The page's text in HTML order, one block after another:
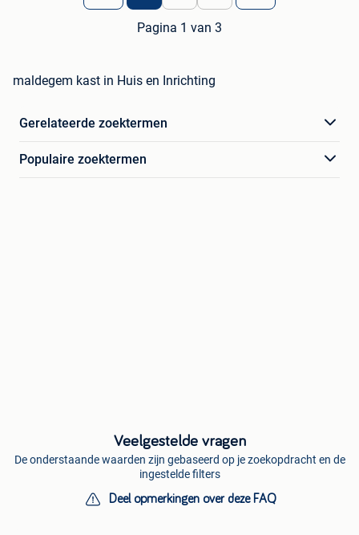
Pagina 1 van 3
maldegem kast in Huis en Inrichting
Gerelateerde zoektermen
Populaire zoektermen
Veelgestelde vragen
De onderstaande waarden zijn gebaseerd op je zoekopdracht en de
ingestelde filters
Deel opmerkingen over deze FAQ